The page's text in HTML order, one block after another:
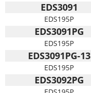
EDS3091
EDS195P
EDS3091PG
EDS195P
EDS3091PG-13
EDS195P
EDS3092PG